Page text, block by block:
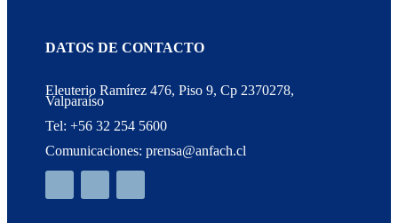
DATOS DE CONTACTO
Eleuterio Ramírez 476, Piso 9, Cp 2370278,
Valparaíso
Tel: +56 32 254 5600
Comunicaciones: prensa@anfach.cl